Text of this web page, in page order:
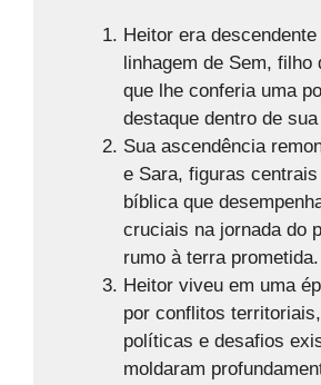
Heitor era
linhagem de Sem, filho
que lhe conferia uma
destaque dentro de
Sua ascendência
e Sara, figuras
bíblica que
cruciais na jornada do
rumo à terra prometida.
Heitor viveu em uma
por conflitos
políticas e desafios
moldaram